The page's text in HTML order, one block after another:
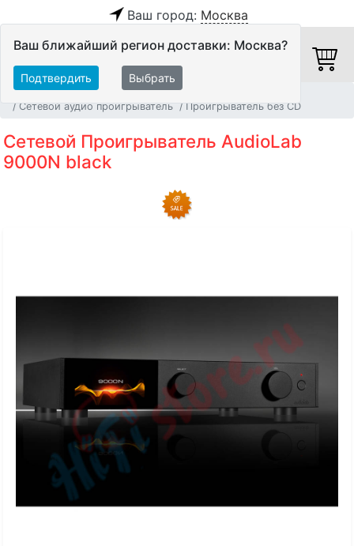
Ваш город: Москва
Ваш ближайший регион доставки: Москва?
Подтвердить Выбрать
Сетевой аудио проигрыватель
Проигрыватель без CD
Сетевой Проигрыватель AudioLab
9000N black